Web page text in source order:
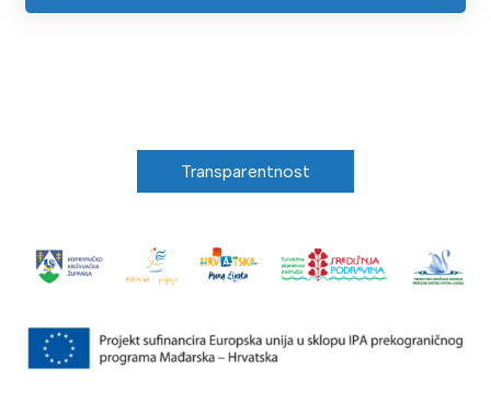
Transparentnost